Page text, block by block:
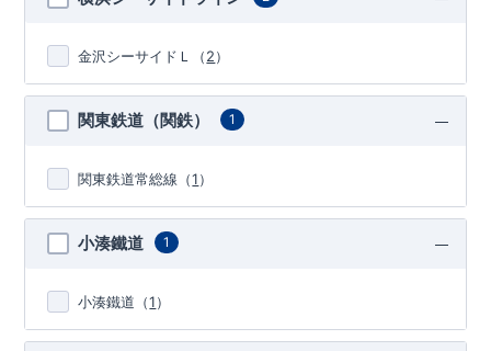
金沢シーサイドＬ （2）
関東鉄道（関鉄） 1
関東鉄道常総線 （1）
小湊鐵道 1
小湊鐵道 （1）